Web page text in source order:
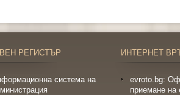
РЕГИСТЪР
система на
ИНТЕРНЕТ
evroto.bg:
приемане на